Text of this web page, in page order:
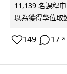
11,139 名課程
以為獲得學位取
149 17 ↗